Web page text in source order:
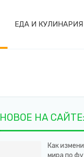
ЕДА И КУЛИНАРИЯ
НОВОЕ НА САЙТЕ:
Как
мира по